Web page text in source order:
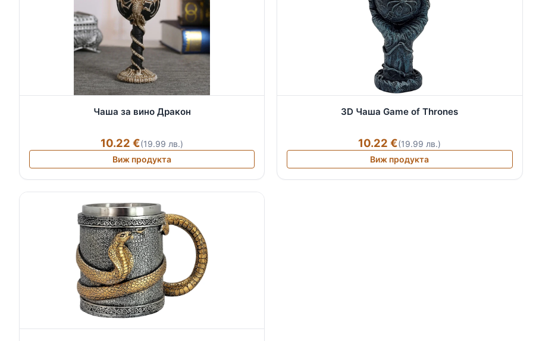
Чаша за вино Дракон
10.22 €(19.99 лв.)
Виж продукта
3D Чаша Game of Thrones
10.22 €(19.99 лв.)
Виж продукта